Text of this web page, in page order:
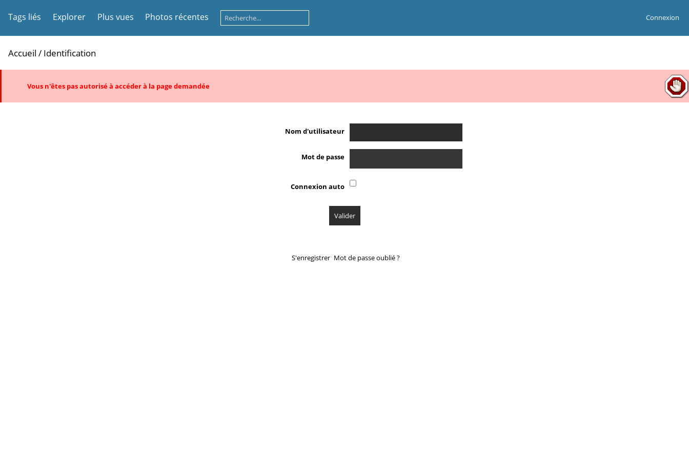
Tags liés Explorer Plus vues Photos récentes Connexion
Accueil / Identification
Vous n'êtes pas autorisé à accéder à la page demandée
Nom d'utilisateur
Mot de passe
Connexion auto
S'enregistrer Mot de passe oublié ?